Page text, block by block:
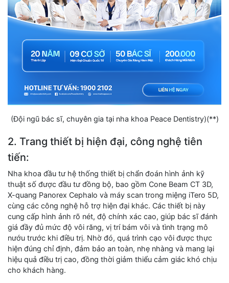
(Đội ngũ bác sĩ, chuyên gia tại nha khoa Peace Dentistry)(**)
2. Trang thiết bị hiện đại, công nghệ tiên
tiến:
Nha khoa đầu tư hệ thống thiết bị chẩn đoán hình ảnh kỹ
thuật số được đầu tư đồng bộ, bao gồm Cone Beam CT 3D,
X-quang Panorex Cephalo và máy scan trong miệng iTero 5D,
cùng các công nghệ hỗ trợ hiện đại khác. Các thiết bị này
cung cấp hình ảnh rõ nét, độ chính xác cao, giúp bác sĩ đánh
giá đầy đủ mức độ vôi răng, vị trí bám vôi và tình trạng mô
nướu trước khi điều trị. Nhờ đó, quá trình cạo vôi được thực
hiện đúng chỉ định, đảm bảo an toàn, nhẹ nhàng và mang lại
hiệu quả điều trị cao, đồng thời giảm thiểu cảm giác khó chịu
cho khách hàng.